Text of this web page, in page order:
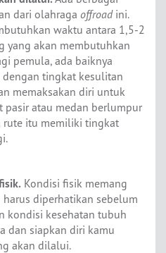
dari olahraga offroadini.
waktu antara 1,5-2
yang akan membutuhkan
pemula, ada baiknya
tingkat kesulitan
memaksakan diri untuk
pasir atau medan berlumpur
rute itu memiliki tingkat
Kondisi fisik memang
diperhatikan sebelum
kondisi kesehatan tubuh
dan siapkan diri kamu
akan dilalui.